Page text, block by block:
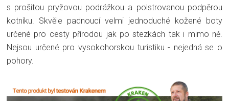
s prošitou pryžovou podrážkou a polstrovanou podpěrou
kotníku. Skvěle padnoucí velmi jednoduché kožené boty
určené pro cesty přírodou jak po stezkách tak i mimo ně.
Nejsou určené pro vysokohorskou turistiku - nejedná se o
pohory.